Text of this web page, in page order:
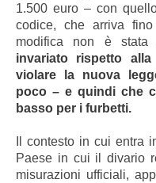
1.500 euro – con
codice, che arriva
modifica non è stata
invariato rispetto
violare la nuova
poco – e quindi che
basso per i furbetti.
Il contesto in cui entra
Paese in cui il divario
misurazioni ufficiali,